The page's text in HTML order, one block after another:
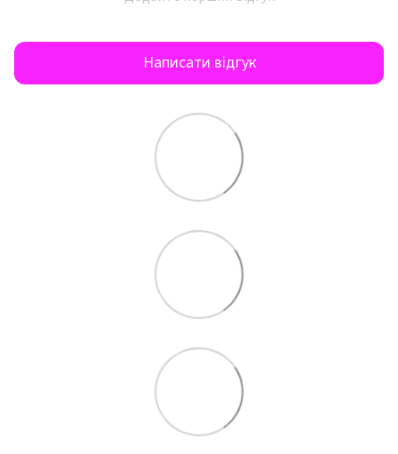
Написати відгук